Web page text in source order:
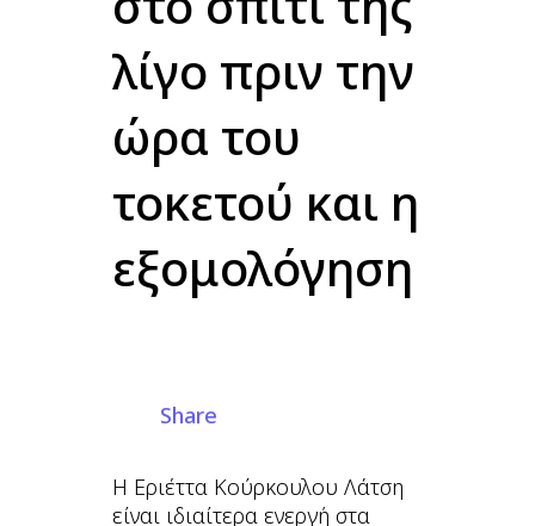
λίγο πριν την
ώρα του
τοκετού και η
εξομολόγηση
Share
H Εριέττα Κούρκουλου Λάτση
είναι ιδιαίτερα ενεργή στα